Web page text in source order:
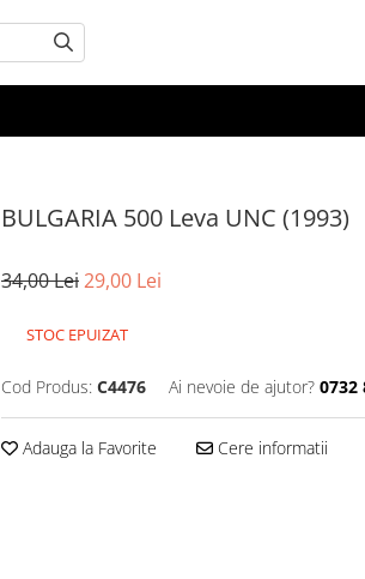
BULGARIA 500 Leva UNC (1993)
34,00 Lei29,00 Lei
STOC EPUIZAT
Cod Produs: C4476 Ai nevoie de ajutor? 0732
Adauga la Favorite Cere informatii